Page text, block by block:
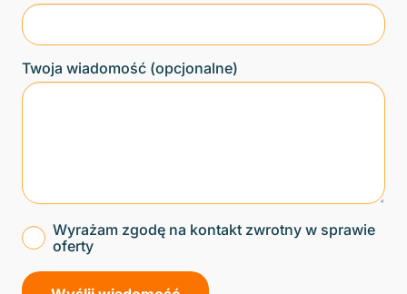
Twoja wiadomość (opcjonalne)
Wyrażam zgodę na kontakt zwrotny w sprawie
oferty